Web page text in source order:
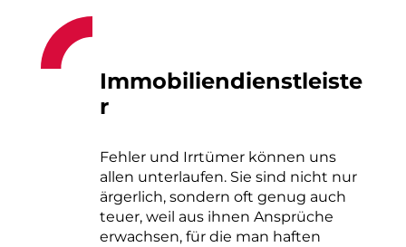
Immobiliendienstleiste
r
Fehler und Irrtümer können uns
allen unterlaufen. Sie sind nicht nur
ärgerlich, sondern oft genug auch
teuer, weil aus ihnen Ansprüche
erwachsen, für die man haften